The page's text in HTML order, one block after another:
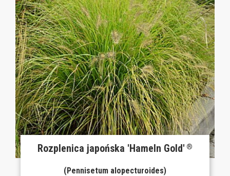
Rozplenica japońska 'Hameln Gold' ®
(Pennisetum alopecturoides)